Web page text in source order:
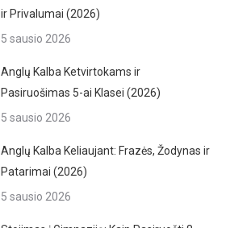
ir Privalumai (2026)
5 sausio 2026
Anglų Kalba Ketvirtokams ir
Pasiruošimas 5-ai Klasei (2026)
5 sausio 2026
Anglų Kalba Keliaujant: Frazės, Žodynas ir
Patarimai (2026)
5 sausio 2026